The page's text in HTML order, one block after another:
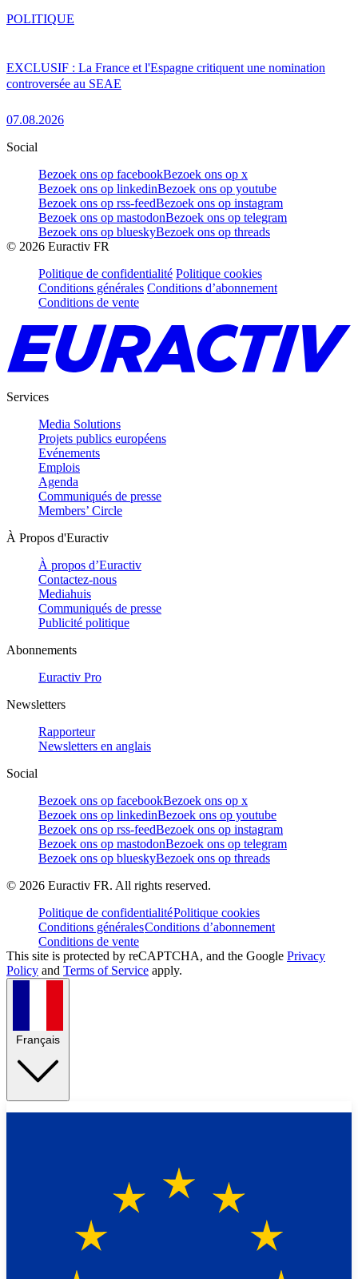
EXCLUSIF : La France et l'Espagne critiquent une nomination
controversée au SEAE
07.08.2026
POLITIQUE
Social
Bezoek ons op facebookBezoek ons op x
Bezoek ons op linkedinBezoek ons op youtube
Bezoek ons op rss-feedBezoek ons op instagram
Bezoek ons op mastodonBezoek ons op telegram
Bezoek ons op blueskyBezoek ons op threads
© 2026 Euractiv FR
Politique de confidentialité Politique cookies
Conditions générales Conditions d’abonnement
Conditions de vente
Services
Media Solutions
Projets publics européens
Evénements
Emplois
Agenda
Communiqués de presse
Members’ Circle
À Propos d'Euractiv
À propos d’Euractiv
Contactez-nous
Mediahuis
Communiqués de presse
Publicité politique
Abonnements
Euractiv Pro
Newsletters
Rapporteur
Newsletters en anglais
Social
Bezoek ons op facebookBezoek ons op x
Bezoek ons op linkedinBezoek ons op youtube
Bezoek ons op rss-feedBezoek ons op instagram
Bezoek ons op mastodonBezoek ons op telegram
Bezoek ons op blueskyBezoek ons op threads
© 2026 Euractiv FR. All rights reserved.
Politique de confidentialitéPolitique cookies
Conditions généralesConditions d’abonnement
Conditions de vente
This site is protected by reCAPTCHA, and the Google Privacy
Policy and Terms of Service apply.
Français